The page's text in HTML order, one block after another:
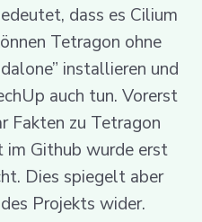
dass es Cilium
Tetragon ohne
installieren und
auch tun. Vorerst
Fakten zu Tetragon
im Github wurde erst
Dies spiegelt aber
Projekts wider.